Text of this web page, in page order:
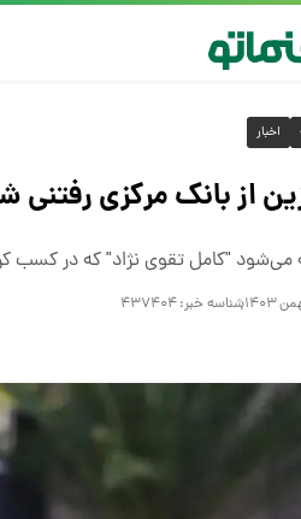
اخبار
از بانک مرکزی
می‌شود "کامل تقوی نژاد" که در کسب
شناسه خبر:۴۳۷۴۰۴